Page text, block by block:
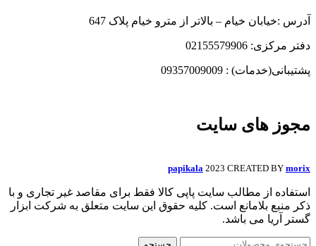
آدرس :خیابان خیام – بالاتر از مترو خیام پلاک 647
دفتر مرکزی: 02155579906
پشتیبانی(خدمات) : 09357009009
مجوز های سایت
papikala 2023 CREATED BY morix
استفاده از مطالب سایت پاپی کالا فقط برای مقاصد غیر تجاری و با
ذکر منبع بلامانع است. کلیه حقوق این سایت متعلق به شرکت ابزار
گستر آریا می باشد.